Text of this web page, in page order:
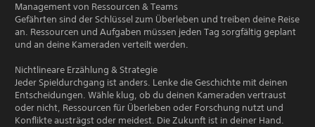
Management von Ressourcen & Teams
Gefährten sind der Schlüssel zum Überleben und treiben deine Reise
an. Ressourcen und Aufgaben müssen jeden Tag sorgfältig geplant
und an deine Kameraden verteilt werden.
Nichtlineare Erzählung & Strategie
Jeder Spieldurchgang ist anders. Lenke die Geschichte mit deinen
Entscheidungen. Wähle klug, ob du deinen Kameraden vertraust
oder nicht, Ressourcen für Überleben oder Forschung nutzt und
Konflikte austrägst oder meidest. Die Zukunft ist in deiner Hand.